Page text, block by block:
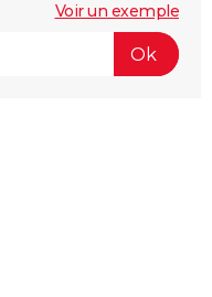
Voir un exemple